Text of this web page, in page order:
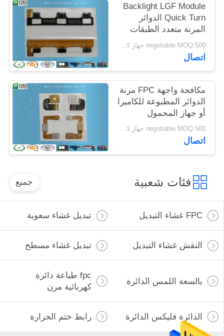
Backlight LGF Module
Quick Turn الدوائر
المرنة متعدد الطبقات
الدوائر المرنة الموافقة
على RoHs
negotiable MOQ:500 جهاز كمبيوتر شخصى / الكثير
اتصال
مكافحة واجهة FPC مرنة
الدوائر المطبوعة للكاميرا
أو جهاز المحمول
negotiable MOQ:500 جهاز كمبيوتر شخصى / الكثير
اتصال
فئات شعبية جميع
FPC غشاء التبديل تبديل غشاء سعوية
النقش غشاء التبديل تبديل غشاء مسطح
بالسعة اللمس الدائرة
fpc طباعة دائرة
كهربائية مرن
الدائرة فليكس الدائرة رابط ختم الحرارة